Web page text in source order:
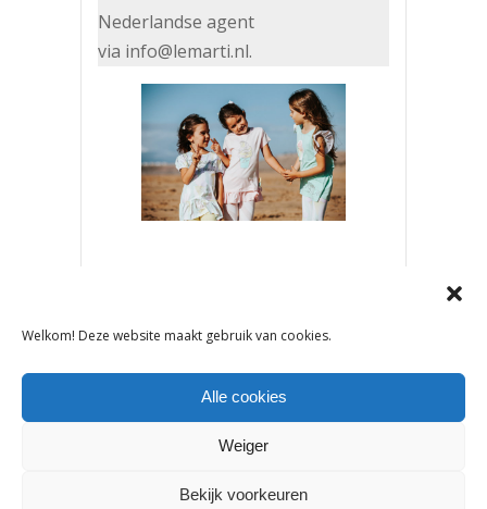
Welkom! Deze website maakt gebruik van cookies.
Alle cookies
Weiger
Bekijk voorkeuren
Nederlandse agent
via info@lemarti.nl.